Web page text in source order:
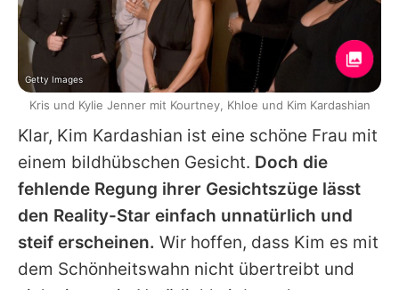
Klar, Kim Kardashian ist eine schöne Frau mit
einem bildhübschen Gesicht. Doch die
fehlende Regung ihrer Gesichtszüge lässt
den Reality-Star einfach unnatürlich und
steif erscheinen. Wir hoffen, dass Kim es mit
dem Schönheitswahn nicht übertreibt und
Getty Images
Kris und Kylie Jenner mit Kourtney, Khloe und Kim Kardashian